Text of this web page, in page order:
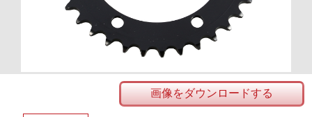
画像をダウンロードする